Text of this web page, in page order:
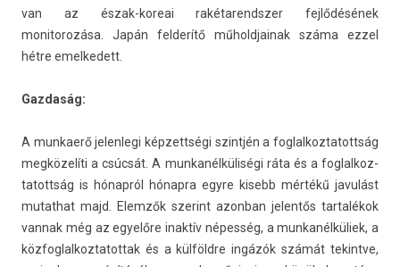
van az észak-koreai rakétarendsz­er fejlődésének
monitorozása. Japán fel­derítő műholdjainak száma ezzel
hétre em­el­kedett.
Gaz­daság:
A mun­ka­erő jelen­legi kép­zettségi szintjén a fog­lalkoz­tatottság
megközelíti a csúcsát. A mun­kanél­küliségi ráta és a fog­lalkoz­
tatottság is hónapról hónapra egyre kisebb mértékű javulást
mutat­hat majd. Elemzők szerint azon­ban jelen­tős tar­talékok
van­nak még az egyelőre inaktív népesség, a mun­kanél­küliek, a
köz­foglal­koztatot­tak és a külföldre ingázók számát tekintve,